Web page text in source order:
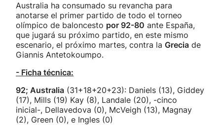
Australia ha consumado su revancha para
anotarse el primer partido de todo el torneo
olímpico de baloncesto por 92-80 ante España,
que jugará su próximo partido, en este mismo
escenario, el próximo martes, contra la Grecia de
Giannis Antetokoumpo.
- Ficha técnica:
92; Australia (31+18+20+23): Daniels (13), Giddey
(17), Mills (19) Kay (8), Landale (20), -cinco
inicial-, Dellavedova (0), McVeigh (13), Magnay
(2), Green (0), e Ingles (0)